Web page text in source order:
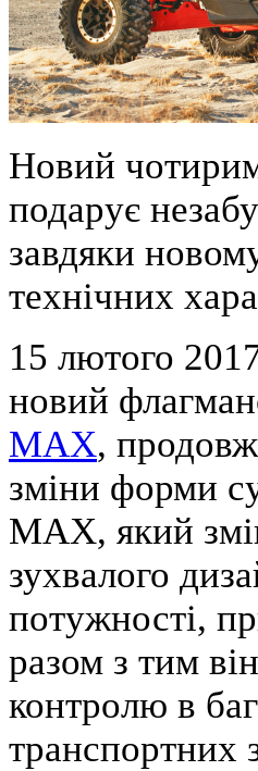
Новий
подарує
завдяки
технічних
15 лютого
новий
MAX,
зміни форми
MAX, який
зухвалого
потужності,
разом з тим
контролю в
транспортних